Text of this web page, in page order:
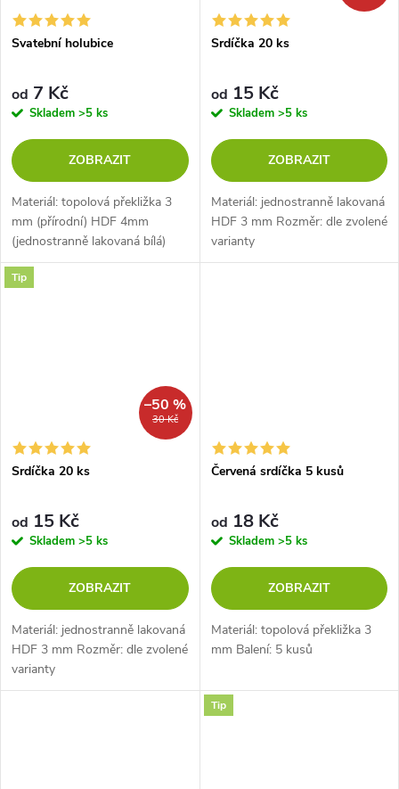
Svatební holubice
od 7 Kč
Skladem >5 ks
ZOBRAZIT
Materiál: topolová překližka 3
mm (přírodní) HDF 4mm
(jednostranně lakovaná bílá)
Rozměr: dle zvolené varianty
měřeno na výšku.
Srdíčka 20 ks
od 15 Kč
Skladem >5 ks
ZOBRAZIT
Materiál: jednostranně lakovaná
HDF 3 mm Rozměr: dle zvolené
varianty
Tip
30 Kč
–50 %
Srdíčka 20 ks
od 15 Kč
Skladem >5 ks
ZOBRAZIT
Materiál: jednostranně lakovaná
HDF 3 mm Rozměr: dle zvolené
varianty
Červená srdíčka 5 kusů
od 18 Kč
Skladem >5 ks
ZOBRAZIT
Materiál: topolová překližka 3
mm Balení: 5 kusů
Tip